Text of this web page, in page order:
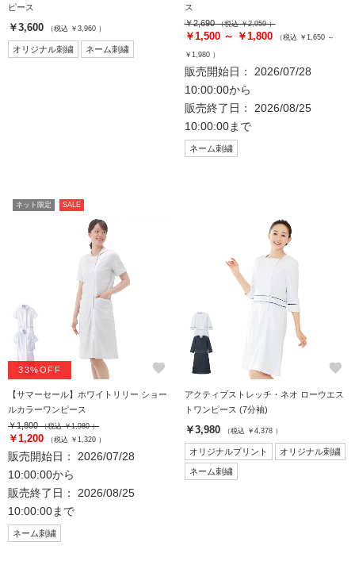
ピース
￥3,600 （税込 ￥3,960 ）
オリジナル刺繍 ネーム刺繍
ス
￥2,690（税込 ￥2,959 ）
￥1,500 ～ ￥1,800 （税込 ￥1,650 ～
￥1,980 ）
販売開始日： 2026/07/28
10:00:00から
販売終了日： 2026/08/25
10:00:00まで
ネーム刺繍
ネット限定 SALE
33%OFF favorite
【サマーセール】ホワイトリリー ショー
ルカラーワンピース
￥1,800（税込 ￥1,980 ）
￥1,200 （税込 ￥1,320 ）
販売開始日： 2026/07/28
10:00:00から
販売終了日： 2026/08/25
10:00:00まで
ネーム刺繍
favorite
アクティブストレッチ・ネオ ローウエス
トワンピース (7分袖)
￥3,980 （税込 ￥4,378 ）
オリジナルプリント オリジナル刺繍
ネーム刺繍